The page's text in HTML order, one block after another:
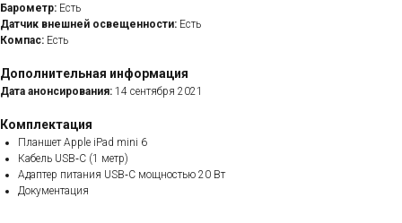
Барометр: Есть
Датчик внешней освещенности: Есть
Компас: Есть
Дополнительная информация
Дата анонсирования: 14 сентября 2021
Комплектация
Планшет Apple iPad mini 6
Кабель USB‑C (1 метр)
Адаптер питания USB‑C мощностью 20 Вт
Документация